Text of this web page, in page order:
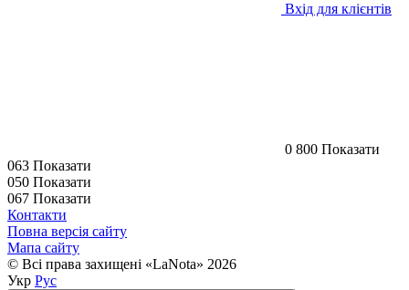
Вхід для клієнтів
0 800 Показати
063 Показати
050 Показати
067 Показати
Контакти
Повна версія сайту
Мапа сайту
© Всі права захищені «LaNota» 2026
Укр Рус